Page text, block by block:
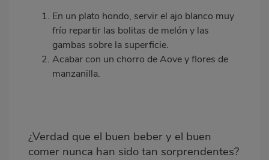
En un plato hondo, servir el ajo blanco muy
frío repartir las bolitas de melón y las
gambas sobre la superficie.
Acabar con un chorro de Aove y flores de
manzanilla.
¿Verdad que el buen beber y el buen
comer nunca han sido tan sorprendentes?